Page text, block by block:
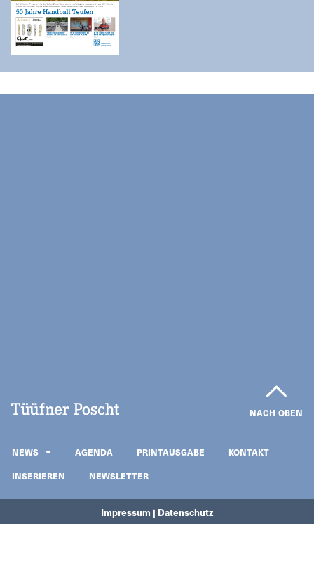
NACH OBEN
NEWS AGENDA PRINTAUSGABE
KONTAKT
INSERIEREN
NEWSLETTER
Impressum | Datenschutz